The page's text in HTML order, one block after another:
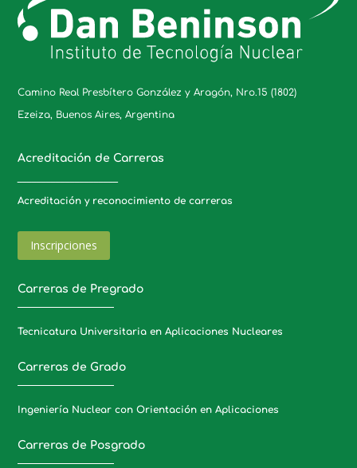
Camino Real Presbítero González y Aragón, Nro.15 (1802)
Ezeiza, Buenos Aires, Argentina
Acreditación de Carreras
Acreditación y reconocimiento de carreras
Inscripciones
Carreras de Pregrado
Tecnicatura Universitaria en Aplicaciones Nucleares
Carreras de Grado
Ingeniería Nuclear con Orientación en Aplicaciones
Carreras de Posgrado